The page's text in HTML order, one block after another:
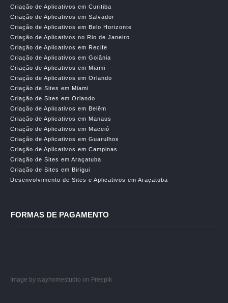
Criação de Aplicativos em Curitiba
Criação de Aplicativos em Salvador
Criação de Aplicativos em Belo Horizonte
Criação de Aplicativos no Rio de Janeiro
Criação de Aplicativos em Recife
Criação de Aplicativos em Goiânia
Criação de Aplicativos em Miami
Criação de Aplicativos em Orlando
Criação de Sites em Miami
Criação de Sites em Orlando
Criação de Aplicativos em Belêm
Criação de Aplicativos em Manaus
Criação de Aplicativos em Maceió
Criação de Aplicativos em Guarulhos
Criação de Aplicativos em Campinas
Criação de Sites em Araçatuba
Criação de Sites em Birigui
Desenvolvimento de Sites e Aplicativos em Araçatuba
FORMAS DE PAGAMENTO
Image by wayhomestudio on Freepik